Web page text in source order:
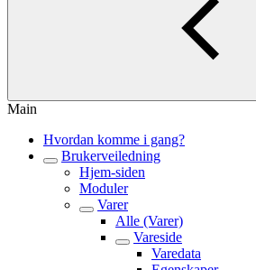
Main
Hvordan komme i gang?
Brukerveiledning
Hjem-siden
Moduler
Varer
Alle (Varer)
Vareside
Varedata